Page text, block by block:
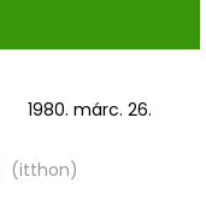
1980. márc. 26.
(itthon)